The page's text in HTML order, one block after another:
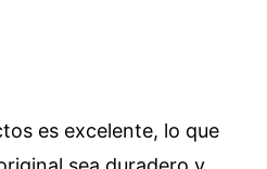
es excelente, lo que